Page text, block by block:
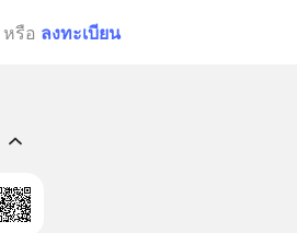
หรือ ลงทะเบียน